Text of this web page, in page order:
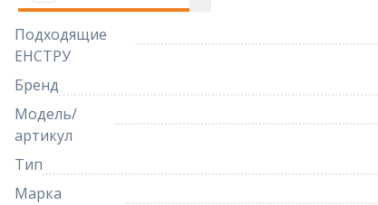
Подходящие
ЕНСТРУ
Бренд
Модель/
артикул
Тип
Марка